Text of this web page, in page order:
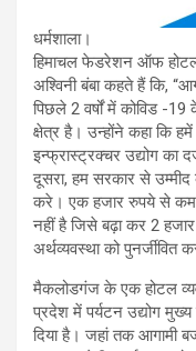
धर्मशाला।
हिमाचल फेडरेशन ऑफ
अश्विनी बंबा कहते हैं कि,
पिछले 2 वर्षों में कोविड -
क्षेत्र है। उन्होंने कहा कि
इन्फ्रास्ट्रक्चर उद्योग का
दूसरा, हम सरकार से उम्मीद
करे। एक हजार रुपये से कम
नहीं है जिसे बढ़ा कर 2
अर्थव्यवस्था को पुनर्जीवित
मैकलोडगंज के एक होटल
प्रदेश में पर्यटन उद्योग
दिया है। जहां तक ​​आगामी